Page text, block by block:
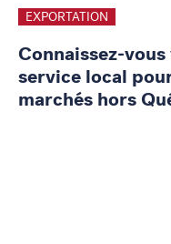
EXPORTATION
Connaissez-
service local
marchés hors